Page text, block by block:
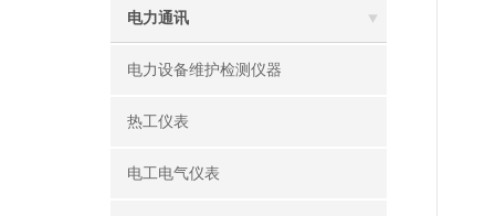
电力通讯
电力设备维护检测仪器
热工仪表
电工电气仪表